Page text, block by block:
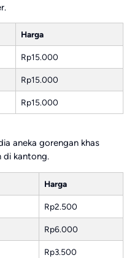
Harga
Rp15.000
Rp15.000
Rp15.000
aneka gorengan khas
di kantong.
Harga
Rp2.500
Rp6.000
Rp3.500